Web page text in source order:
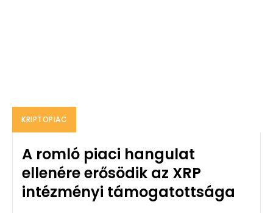
KRIPTOPIAC
A romló piaci hangulat
ellenére erősödik az XRP
intézményi támogatottsága